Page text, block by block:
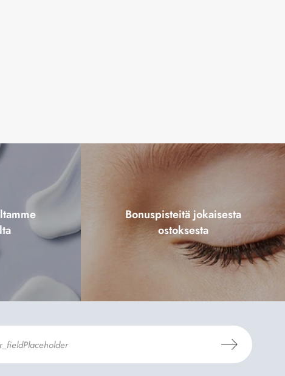
Bonuspisteitä jokaisesta
ostoksesta